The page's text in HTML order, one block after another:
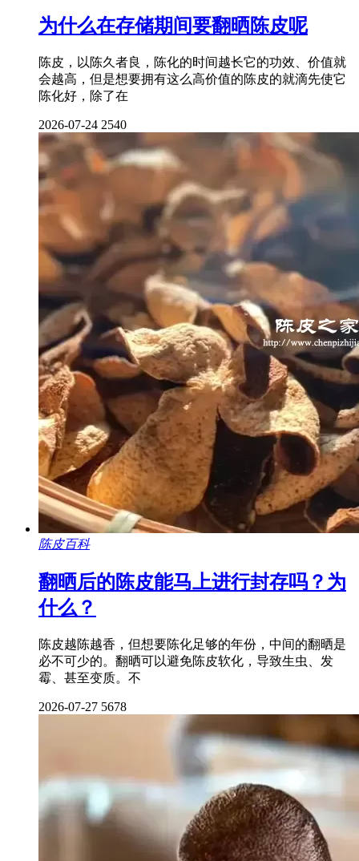
为什么在存储期间要翻晒陈皮呢
陈皮，以陈久者良，陈化的时间越长它的功效、价值就
会越高，但是想要拥有这么高价值的陈皮的就滴先使它
陈化好，除了在
2026-07-24 2540
陈皮百科
翻晒后的陈皮能马上进行封存吗？为
什么？
陈皮越陈越香，但想要陈化足够的年份，中间的翻晒是
必不可少的。翻晒可以避免陈皮软化，导致生虫、发
霉、甚至变质。不
2026-07-27 5678